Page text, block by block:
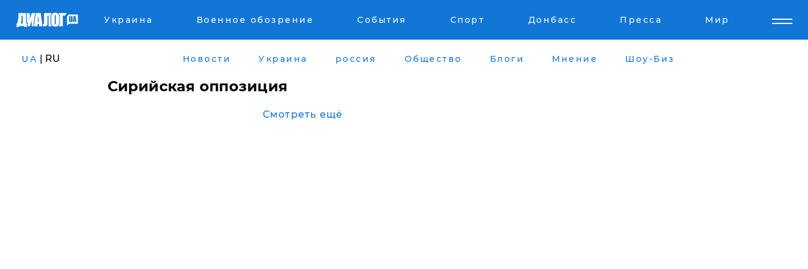
Украина Военное обозрение События Спорт Донбасс Пресса Мир
UA | RU Новости Украина россия Общество Блоги Мнение Шоу-Биз
Сирийская оппозиция
Смотреть ещё